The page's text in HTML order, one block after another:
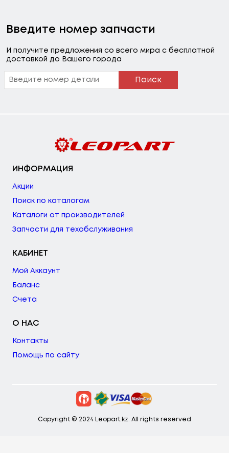
Введите номер запчасти
И получите предложения со всего мира с бесплатной
доставкой до Вашего города
Поиск
ИНФОРМАЦИЯ
Акции
Поиск по каталогам
Каталоги от производителей
Запчасти для техобслуживания
КАБИНЕТ
Мой Аккаунт
Баланс
Счета
О НАС
Контакты
Помощь по сайту
Copyright © 2024 Leopart.kz. All rights reserved